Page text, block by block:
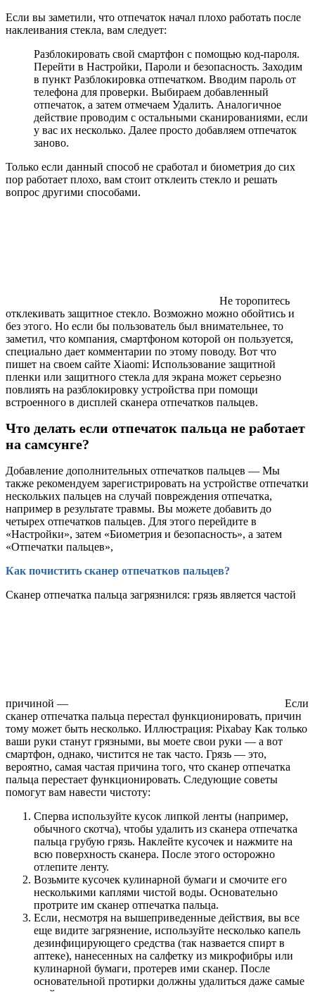
Если вы заметили, что отпечаток начал плохо работать после
наклеивания стекла, вам следует:
Разблокировать свой смартфон с помощью код-пароля.
Перейти в Настройки, Пароли и безопасность. Заходим
в пункт Разблокировка отпечатком. Вводим пароль от
телефона для проверки. Выбираем добавленный
отпечаток, а затем отмечаем Удалить. Аналогичное
действие проводим с остальными сканированиями, если
у вас их несколько. Далее просто добавляем отпечаток
заново.
Только если данный способ не сработал и биометрия до сих
пор работает плохо, вам стоит отклеить стекло и решать
вопрос другими способами.
Не торопитесь
отклекивать защитное стекло. Возможно можно обойтись и
без этого. Но если бы пользователь был внимательнее, то
заметил, что компания, смартфоном которой он пользуется,
специально дает комментарии по этому поводу. Вот что
пишет на своем сайте Xiaomi: Использование защитной
пленки или защитного стекла для экрана может серьезно
повлиять на разблокировку устройства при помощи
встроенного в дисплей сканера отпечатков пальцев.
Что делать если отпечаток пальца не работает
на самсунге?
Добавление дополнительных отпечатков пальцев — Мы
также рекомендуем зарегистрировать на устройстве отпечатки
нескольких пальцев на случай повреждения отпечатка,
например в результате травмы. Вы можете добавить до
четырех отпечатков пальцев. Для этого перейдите в
«Настройки», затем «Биометрия и безопасность», а затем
«Отпечатки пальцев»,
Как почистить сканер отпечатков пальцев?
Сканер отпечатка пальца загрязнился: грязь является частой
причиной —
Если
сканер отпечатка пальца перестал функционировать, причин
тому может быть несколько. Иллюстрация: Pixabay Как только
ваши руки станут грязными, вы моете свои руки — а вот
смартфон, однако, чистится не так часто. Грязь — это,
вероятно, самая частая причина того, что сканер отпечатка
пальца перестает функционировать. Следующие советы
помогут вам навести чистоту:
Сперва используйте кусок липкой ленты (например,
обычного скотча), чтобы удалить из сканера отпечатка
пальца грубую грязь. Наклейте кусочек и нажмите на
всю поверхность сканера. После этого осторожно
отлепите ленту.
Возьмите кусочек кулинарной бумаги и смочите его
несколькими каплями чистой воды. Основательно
протрите им сканер отпечатка пальца.
Если, несмотря на вышеприведенные действия, вы все
еще видите загрязнение, используйте несколько капель
дезинфицирующего средства (так назвается спирт в
аптеке), нанесенных на салфетку из микрофибры или
кулинарной бумаги, протерев ими сканер. После
основательной протирки должны удалиться даже самые